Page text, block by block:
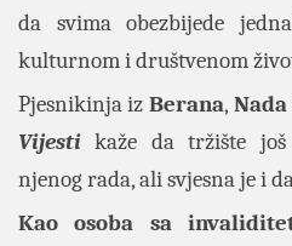
da svima obezbijede
kulturnom i društvenom
Pjesnikinja iz Berana,
Vijesti kaže da tržište
njenog rada, ali svjesna je i
Kao osoba sa